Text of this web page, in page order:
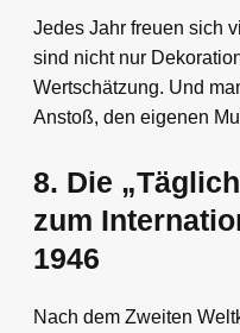
Jedes Jahr freuen sich
sind nicht nur
Wertschätzung. Und
Anstoß, den eigenen
8. Die
zum
1946
Nach dem Zweiten